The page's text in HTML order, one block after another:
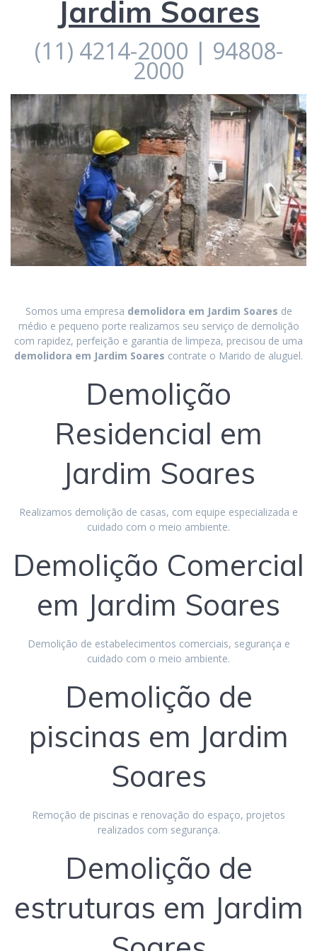
Jardim Soares
(11) 4214-2000 | 94808-
2000
Somos uma empresa demolidora em Jardim Soares de
médio e pequeno porte realizamos seu serviço de demolição
com rapidez, perfeição e garantia de limpeza, precisou de uma
demolidora em Jardim Soares contrate o Marido de aluguel.
Demolição
Residencial em
Jardim Soares
Realizamos demolição de casas, com equipe especializada e
cuidado com o meio ambiente.
Demolição Comercial
em Jardim Soares
Demolição de estabelecimentos comerciais, segurança e
cuidado com o meio ambiente.
Demolição de
piscinas em Jardim
Soares
Remoção de piscinas e renovação do espaço, projetos
realizados com segurança.
Demolição de
estruturas em Jardim